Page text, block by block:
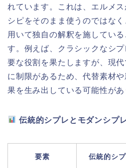
れています。これは、エルメ
シピをそのまま使うのではな
用いて独自の解釈を施してい
す。例えば、クラシックなシ
要な役割を果たしますが、現
に制限があるため、代替素材
果を生み出している可能性があ
伝統的シプレとモダンシプ
要素 伝統的シ